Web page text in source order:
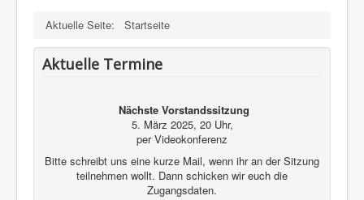
Aktuelle Seite: Startseite
Aktuelle Termine
Nächste Vorstandssitzung
5. März 2025, 20 Uhr,
per Videokonferenz
Bitte schreibt uns eine kurze Mail, wenn ihr an der Sitzung
teilnehmen wollt. Dann schicken wir euch die
Zugangsdaten.